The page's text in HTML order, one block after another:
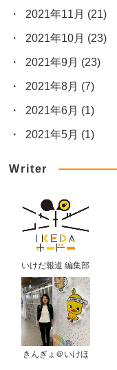
2021年11月 (21)
2021年10月 (23)
2021年9月 (23)
2021年8月 (7)
2021年6月 (1)
2021年5月 (1)
Writer
いけだ報道 編集部
きんぎょ＠いけほ